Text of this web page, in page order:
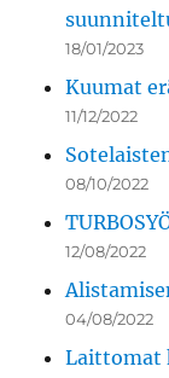
18/01/2023
Kuumat
11/12/2022
08/10/2022
12/08/2022
04/08/2022
Laittomat